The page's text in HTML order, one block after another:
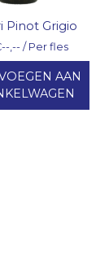
Pinot Grigio
,-- / Per fles
AAN